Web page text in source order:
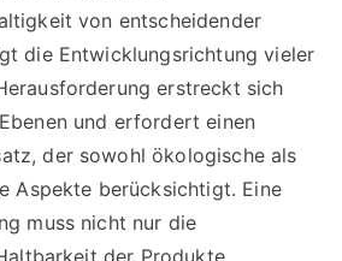
von entscheidender
die Entwicklungsrichtung vieler
erstreckt sich
und erfordert einen
der sowohl ökologische als
Aspekte berücksichtigt. Eine
muss nicht nur die
der Produkte